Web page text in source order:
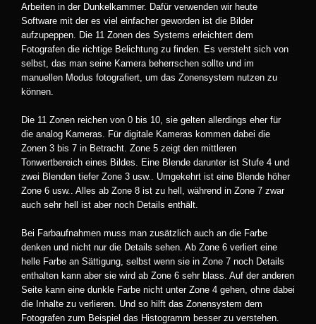
Arbeiten in der Dunkelkammer. Dafür verwenden wir heute
Software mit der es viel einfacher geworden ist die Bilder
aufzupeppen. Die 11 Zonen des Systems erleichtert dem
Fotografen die richtige Belichtung zu finden. Es versteht sich von
selbst, das man seine Kamera beherrschen sollte und im
manuellen Modus fotografiert, um das Zonensystem nutzen zu
können.
Die 11 Zonen reichen von 0 bis 10, sie gelten allerdings eher für
die analog Kameras. Für digitale Kameras kommen dabei die
Zonen 3 bis 7 in Betracht. Zone 5 zeigt den mittleren
Tonwertbereich eines Bildes. Eine Blende darunter ist Stufe 4 und
zwei Blenden tiefer Zone 3 usw.. Umgekehrt ist eine Blende höher
Zone 6 usw.. Alles ab Zone 8 ist zu hell, während in Zone 7 zwar
auch sehr hell ist aber noch Details enthält.
Bei Farbaufnahmen muss man zusätzlich auch an die Farbe
denken und nicht nur die Details sehen. Ab Zone 6 verliert eine
helle Farbe an Sättigung, selbst wenn sie in Zone 7 noch Details
enthalten kann aber sie wird ab Zone 6 sehr blass. Auf der anderen
Seite kann eine dunkle Farbe nicht unter Zone 4 gehen, ohne dabei
die Inhalte zu verlieren. Und so hilft das Zonensystem dem
Fotografen zum Beispiel das Histogramm besser zu verstehen.